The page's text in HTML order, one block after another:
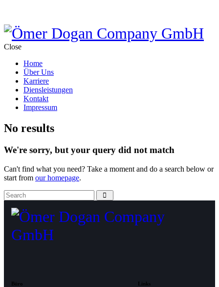
Close
Home
Über Uns
Karriere
Diensleistungen
Kontakt
Impressum
No results
We're sorry, but your query did not match
Can't find what you need? Take a moment and do a search below or
start from our homepage.
Büro Links